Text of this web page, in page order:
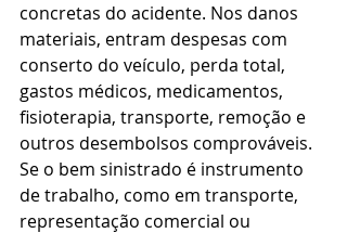
concretas do acidente. Nos danos
materiais, entram despesas com
conserto do veículo, perda total,
gastos médicos, medicamentos,
fisioterapia, transporte, remoção e
outros desembolsos comprováveis.
Se o bem sinistrado é instrumento
de trabalho, como em transporte,
representação comercial ou